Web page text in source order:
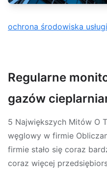
ochrona środowiska usługi
Regularne
gazów
5 Największych Mitów O
węglowy w firmie
firmie stało się coraz
coraz więcej